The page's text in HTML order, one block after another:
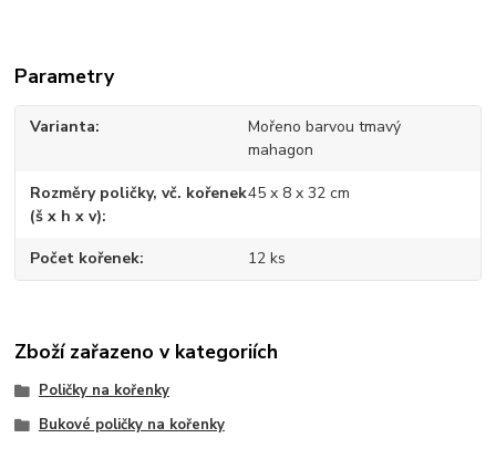
Parametry
Varianta
Mořeno barvou tmavý
mahagon
Rozměry poličky, vč. kořenek
(š x h x v)
45 x 8 x 32 cm
Počet kořenek 12 ks
Zboží zařazeno v kategoriích
Poličky na kořenky
Bukové poličky na kořenky